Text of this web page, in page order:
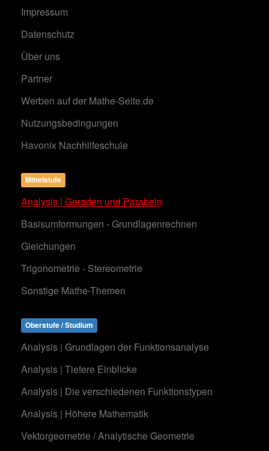
Impressum
Datenschutz
Über uns
Partner
Werben auf der Mathe-Seite.de
Nutzungsbedingungen
Havonix Nachhilfeschule
Mittelstufe
Analysis | Geraden und Parabeln
Basisumformungen - Grundlagenrechnen
Gleichungen
Trigonometrie - Stereometrie
Sonstige Mathe-Themen
Oberstufe / Studium
Analysis | Grundlagen der Funktionsanalyse
Analysis | Tiefere Einblicke
Analysis | Die verschiedenen Funktionstypen
Analysis | Höhere Mathematik
Vektorgeometrie / Analytische Geometrie